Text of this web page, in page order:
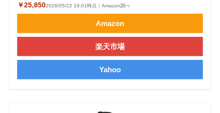
￥25,8502026/05/22 19:01時点｜Amazon調べ
Amazon
楽天市場
Yahoo